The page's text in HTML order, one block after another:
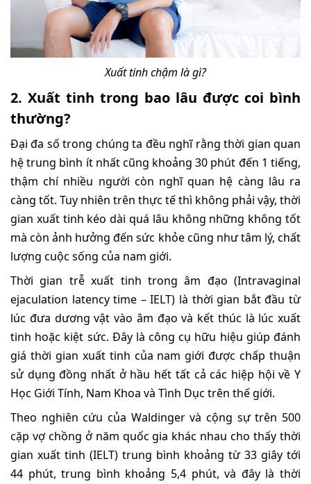
Xuất tinh chậm là gì?
2. Xuất tinh trong bao lâu được coi bình
thường?
Đại đa số trong chúng ta đều nghĩ rằng thời gian quan
hệ trung bình ít nhất cũng khoảng 30 phút đến 1 tiếng,
thậm chí nhiều người còn nghĩ quan hệ càng lâu ra
càng tốt. Tuy nhiên trên thực tế thì không phải vậy, thời
gian xuất tinh kéo dài quá lâu không những không tốt
mà còn ảnh hưởng đến sức khỏe cũng như tâm lý, chất
lượng cuộc sống của nam giới.
Thời gian trễ xuất tinh trong âm đạo (Intravaginal
ejaculation latency time – IELT) là thời gian bắt đầu từ
lúc đưa dương vật vào âm đạo và kết thúc là lúc xuất
tinh hoặc kiệt sức. Đây là công cụ hữu hiệu giúp đánh
giá thời gian xuất tinh của nam giới được chấp thuận
sử dụng đồng nhất ở hầu hết tất cả các hiệp hội về Y
Học Giới Tính, Nam Khoa và Tình Dục trên thế giới.
Theo nghiên cứu của Waldinger và cộng sự trên 500
cặp vợ chồng ở năm quốc gia khác nhau cho thấy thời
gian xuất tinh (IELT) trung bình khoảng từ 33 giây tới
44 phút, trung bình khoảng 5,4 phút, và đây là thời